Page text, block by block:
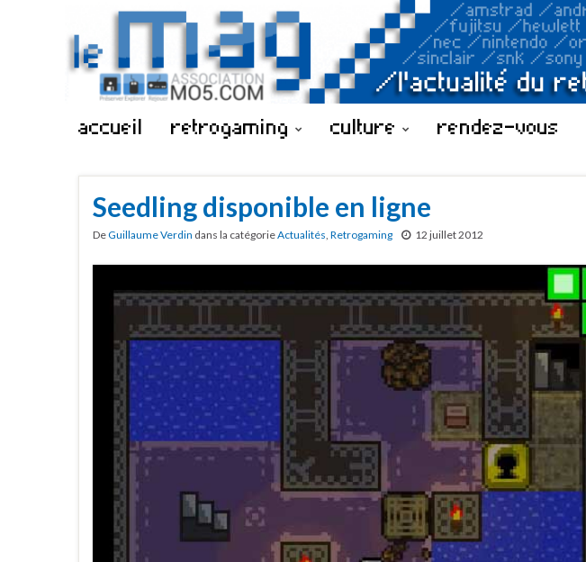
accueil retrogaming culture rendez-vous
Seedling disponible en ligne
DeGuillaume Verdin dans la catégorieActualités, Retrogaming 12 juillet 2012